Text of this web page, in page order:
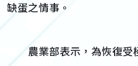
缺蛋之情事。
農業部表示，為恢復受